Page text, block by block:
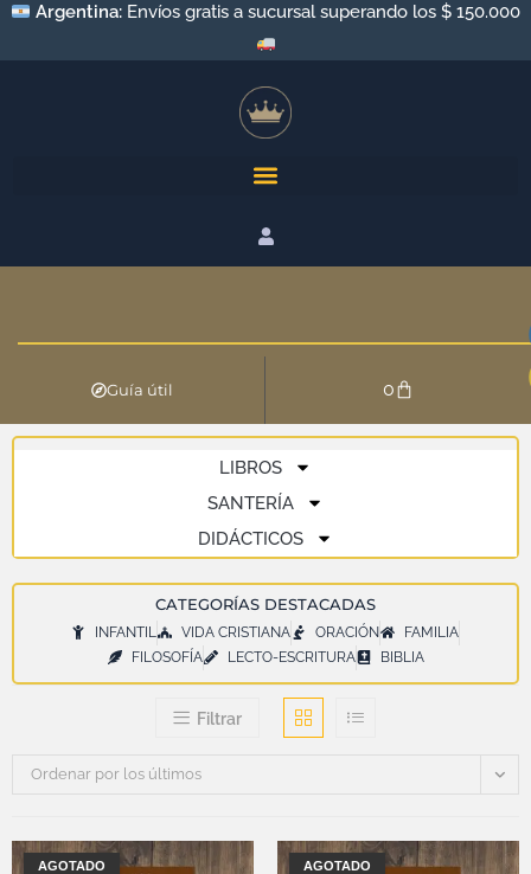
Argentina:Envíos a todo el país por Andreani y Correo
Argentino
Guía útil 0
LIBROS
SANTERÍA
DIDÁCTICOS
CATEGORÍAS DESTACADAS
INFANTIL VIDA CRISTIANA ORACIÓN
FAMILIA
FILOSOFÍA
LECTO-ESCRITURA BIBLIA
Filtrar
Ordenar por los últimos
AGOTADO AGOTADO